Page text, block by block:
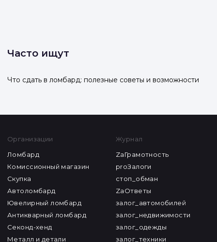
Часто ищут
Что сдать в ломбард: полезные советы и возможности
Организации
Ломбард
Комиссионный магазин
Скупка
Автоломбард
Ювелирный ломбард
Антикварный ломбард
Секонд-хенд
Металл и детали
Журнал
ZaГрамотность
proЗалоги
стоп_обман
ZaОтветы
залог_автомобилей
залог_недвижимости
залог_одежды
залог_техники